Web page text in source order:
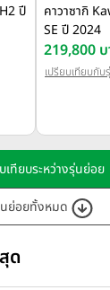
ปี
คาวาซากิ
SE ปี 2024
219,800
เปรียบเทียบกั
เทียบระหว่างรุ่นย่อย
ย่อยทั้งหมด
ด